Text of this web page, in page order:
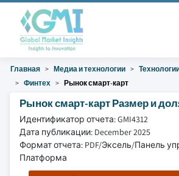
Главная Медиа и технологии
Финтех
Рынок смарт-карт
Рынок смарт-карт Размер и
Идентификатор отчета: GMI4312
Дата публикации: December 2025
Формат отчета: PDF/Эксель/Панель
Платформа